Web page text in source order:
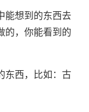
能想到的东西去
的，你能看到的
东西，比如：古